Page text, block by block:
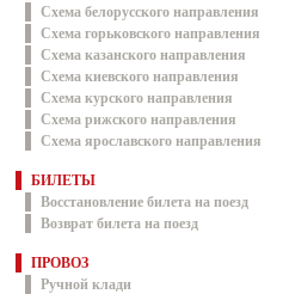
Схема белорусского направления
Схема горьковского направления
Схема казанского направления
Схема киевского направления
Схема курского направления
Схема рижского направления
Схема ярославского направления
БИЛЕТЫ
Восстановление билета на поезд
Возврат билета на поезд
ПРОВОЗ
Ручной клади